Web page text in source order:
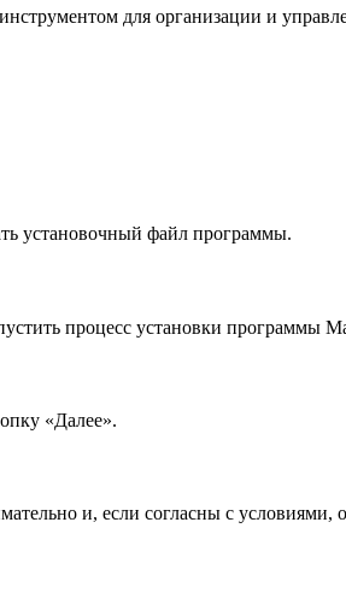
для организации и
установочный файл программы.
процесс установки программы
«Далее».
и, если согласны с условиями,